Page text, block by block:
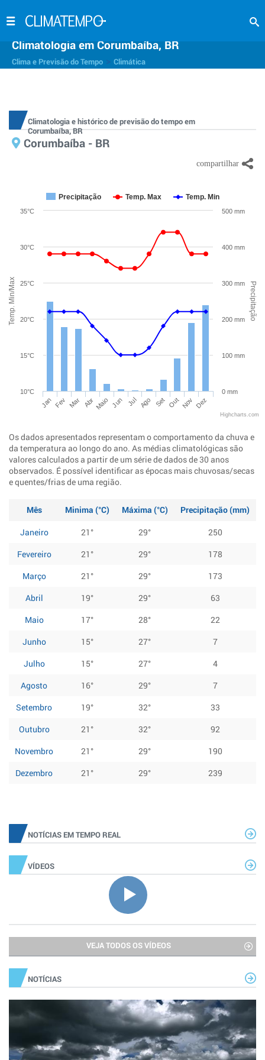
Climatologia em Corumbaíba, BR
Clima e Previsão do Tempo Climática
Climatologia e histórico de previsão do tempo em
Corumbaíba, BR
Corumbaíba - BR
Temp. Min/Max Precipitação
Precipitação Temp. Max Temp. Min
Jan Fev Mar Abr Maio Jun Jul Ago Set Out Nov Dez
10°C
15°C
20°C
25°C
30°C
35°C
0 mm
100 mm
200 mm
300 mm
400 mm
500 mm
Highcharts.com
Os dados apresentados representam o comportamento da chuva e
da temperatura ao longo do ano. As médias climatológicas são
valores calculados a partir de um série de dados de 30 anos
observados. É possível identificar as épocas mais chuvosas/secas
e quentes/frias de uma região.
Mês Minima (°C) Máxima (°C)
Precipitação (mm)
Janeiro
21° 29°
250
Fevereiro
21° 29°
178
Março
21° 29°
173
Abril
19° 29°
63
Maio
17° 28°
22
Junho
15° 27°
7
Julho
15° 27°
4
Agosto
16° 29°
7
Setembro
19° 32°
33
Outubro
21° 32°
92
Novembro
21° 29°
190
Dezembro
21° 29° 239
NOTÍCIAS EM TEMPO REAL
VÍDEOS
VEJA TODOS OS VÍDEOS
NOTÍCIAS